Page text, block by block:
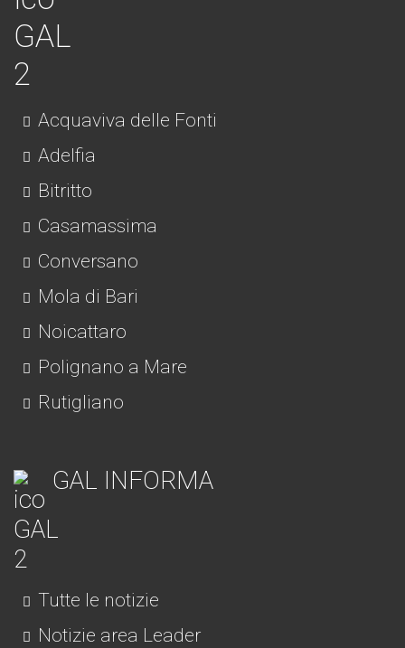
Acquaviva delle Fonti
Adelfia
Bitritto
Casamassima
Conversano
Mola di Bari
Noicattaro
Polignano a Mare
Rutigliano
GAL INFORMA
Tutte le notizie
Notizie area Leader